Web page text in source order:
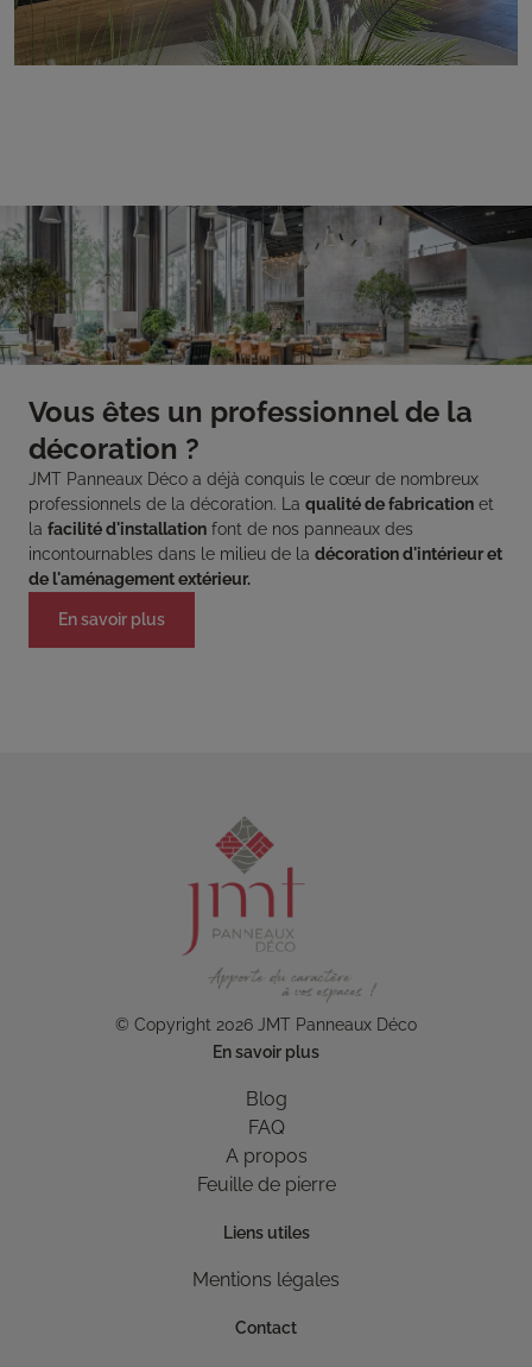
Vous êtes un professionnel de la
décoration ?
JMT Panneaux Déco a déjà conquis le cœur de nombreux
professionnels de la décoration. La qualité de fabrication et
la facilité d'installation font de nos panneaux des
incontournables dans le milieu de la décoration d'intérieur et
de l'aménagement extérieur.
En savoir plus
© Copyright 2026 JMT Panneaux Déco
En savoir plus
Blog
FAQ
A propos
Feuille de pierre
Liens utiles
Mentions légales
Contact